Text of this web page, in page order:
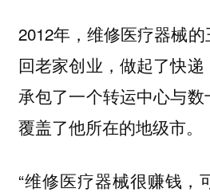
2012年，维修医疗器械
回老家创业，做起了快
承包了一个转运中心与
覆盖了他所在的地级市。
“维修医疗器械很赚钱，